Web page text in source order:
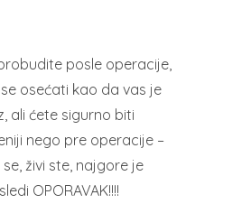
posle operacije,
osećati kao da vas je
ali ćete sigurno biti
nego pre operacije –
živi ste, najgore je
OPORAVAK!!!!